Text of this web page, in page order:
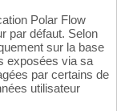
Polar Flow
par défaut. Selon
sur la base
exposées via sa
par certains de
utilisateur